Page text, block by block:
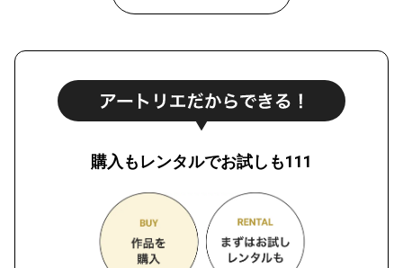
購入もレンタルでお試しも111